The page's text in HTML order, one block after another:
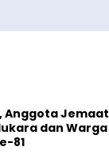
Anggota Jemaat
dan Warga
81